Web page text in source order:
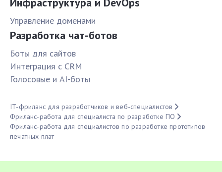
Управление доменами
Разработка чат-ботов
Боты для сайтов
Интеграция с CRM
Голосовые и AI-боты
IT-фриланс для разработчиков и веб-специалистов
Фриланс-работа для специалиста по разработке ПО
Фриланс-работа для специалистов по разработке прототипов
печатных плат